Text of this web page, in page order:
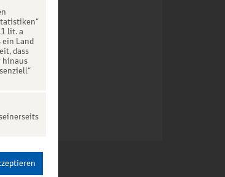
lit. a
ein Land
dass
hinaus